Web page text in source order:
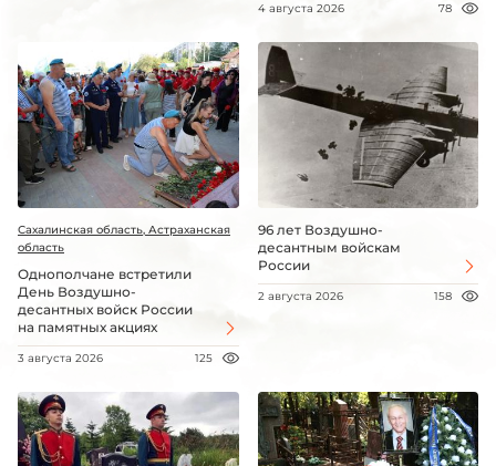
4 августа 2026 78
Сахалинская область, Астраханская
область
Однополчане встретили
День Воздушно-
десантных войск России
на памятных акциях
3 августа 2026 125
96 лет Воздушно-
десантным войскам
России
2 августа 2026 158